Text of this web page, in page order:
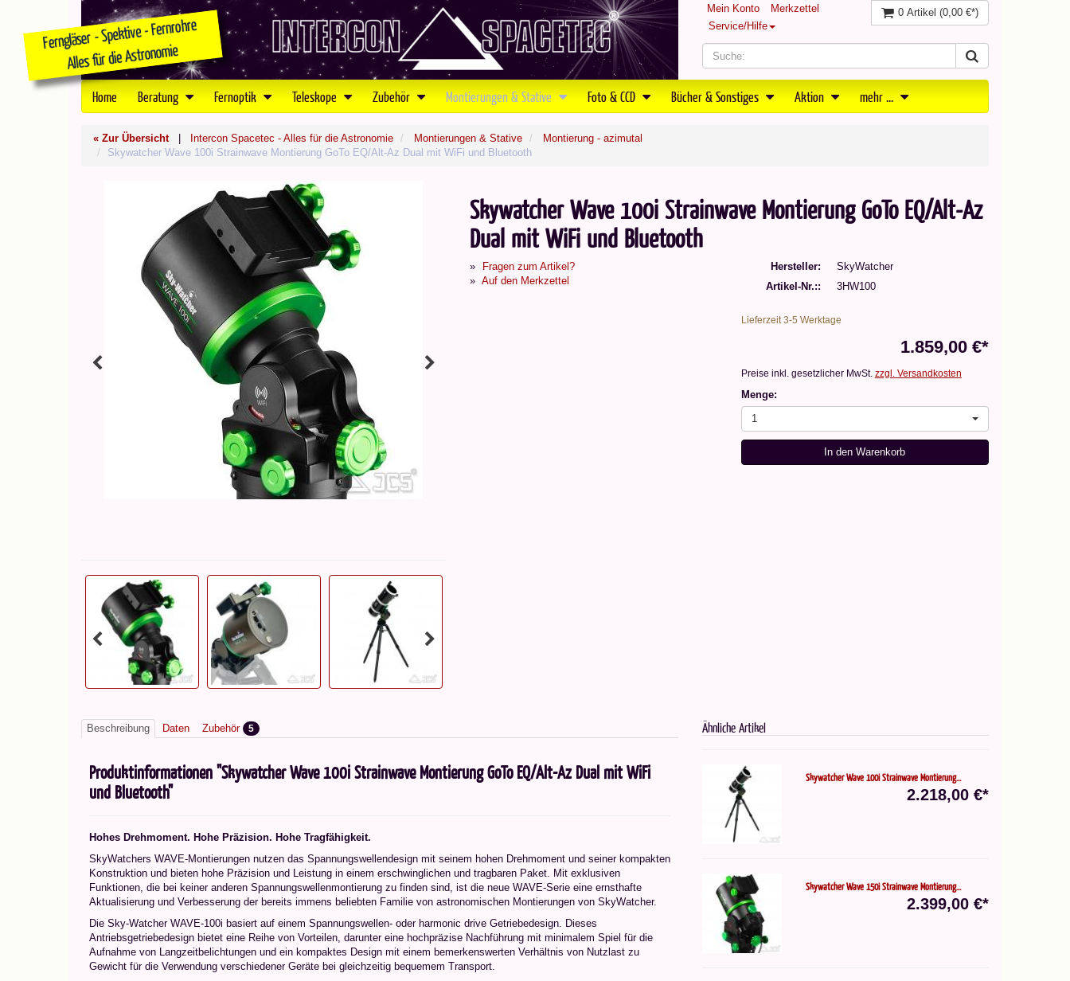
Mein Konto
Merkzettel
Service/Hilfe
0 Artikel (0,00 €*)
Home Beratung Fernoptik Teleskope Zubehör Montierungen & Stative Foto & CCD Bücher & Sonstiges Aktion mehr ...
« Zur Übersicht| Intercon Spacetec - Alles für die Astronomie Montierungen & Stative
Montierung - azimutal
Skywatcher Wave 100i Strainwave Montierung GoTo EQ/Alt-Az Dual mit WiFi und Bluetooth
Skywatcher Wave 100i Strainwave Montierung GoTo EQ/Alt-Az
Dual mit WiFi und Bluetooth
Fragen zum Artikel?
Auf den Merkzettel
Hersteller
SkyWatcher
Artikel-Nr.:
3HW100
Lieferzeit 3-5 Werktage
1.859,00 €*
Preise inkl. gesetzlicher MwSt. zzgl. Versandkosten
Menge:
1
In den Warenkorb
Beschreibung Daten Zubehör 5
Produktinformationen "Skywatcher Wave 100i Strainwave Montierung GoTo EQ/Alt-Az Dual mit WiFi
und Bluetooth"
Hohes Drehmoment. Hohe Präzision. Hohe Tragfähigkeit.
SkyWatchers WAVE-Montierungen nutzen das Spannungswellendesign mit seinem hohen Drehmoment und seiner kompakten
Konstruktion und bieten hohe Präzision und Leistung in einem erschwinglichen und tragbaren Paket. Mit exklusiven
Funktionen, die bei keiner anderen Spannungswellenmontierung zu finden sind, ist die neue WAVE-Serie eine ernsthafte
Aktualisierung und Verbesserung der bereits immens beliebten Familie von astronomischen Montierungen von SkyWatcher.
Die Sky-Watcher WAVE-100i basiert auf einem Spannungswellen- oder harmonic drive Getriebedesign. Dieses
Antriebsgetriebedesign bietet eine Reihe von Vorteilen, darunter eine hochpräzise Nachführung mit minimalem Spiel für die
Aufnahme von Langzeitbelichtungen und ein kompaktes Design mit einem bemerkenswerten Verhältnis von Nutzlast zu
Gewicht für die Verwendung verschiedener Geräte bei gleichzeitig bequemem Transport.
Ähnliche Artikel
Skywatcher Wave 100i Strainwave Montierung...
2.218,00 €*
Skywatcher Wave 150i Strainwave Montierung...
2.399,00 €*